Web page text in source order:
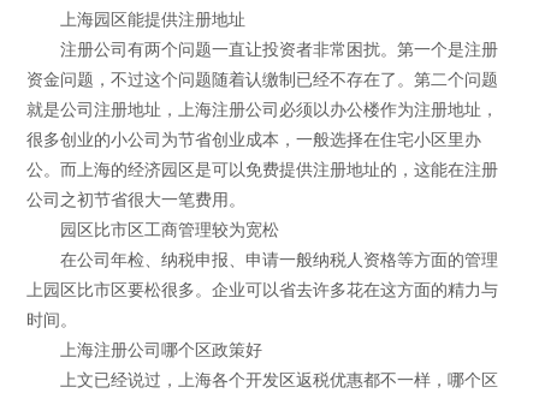
上海园区能提供注册地址
注册公司有两个问题一直让投资者非常困扰。第一个是注册
资金问题，不过这个问题随着认缴制已经不存在了。第二个问题
就是公司注册地址，上海注册公司必须以办公楼作为注册地址，
很多创业的小公司为节省创业成本，一般选择在住宅小区里办
公。而上海的经济园区是可以免费提供注册地址的，这能在注册
公司之初节省很大一笔费用。
园区比市区工商管理较为宽松
在公司年检、纳税申报、申请一般纳税人资格等方面的管理
上园区比市区要松很多。企业可以省去许多花在这方面的精力与
时间。
上海注册公司哪个区政策好
上文已经说过，上海各个开发区返税优惠都不一样，哪个区